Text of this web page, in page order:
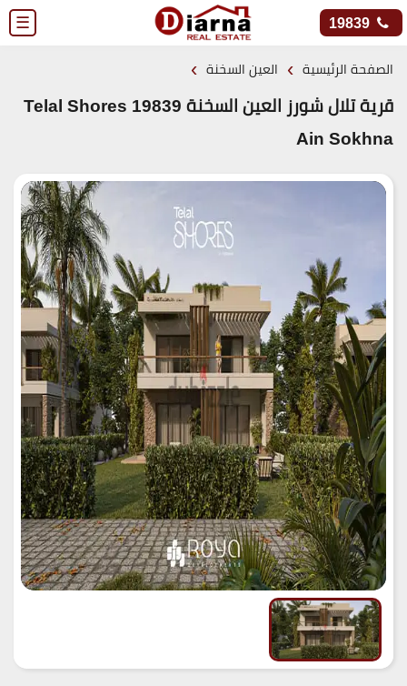
☰ 19839
الصفحة الرئيسية › العين السخنة ›
قرية تلال شورز العين السخنة 19839 Telal Shores
Ain Sokhna